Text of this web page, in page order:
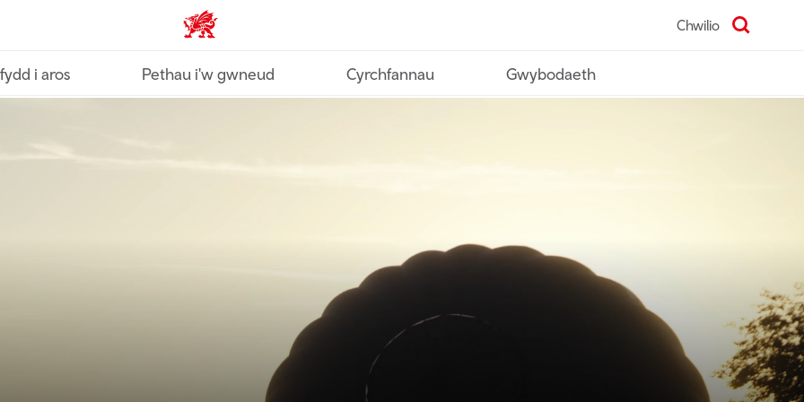
Croeso Cymru home Chwilio
i aros Pethau i'w gwneud Cyrchfannau Gwybodaeth